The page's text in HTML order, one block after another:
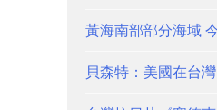
黃海南部部分海域
貝森特：美國在台